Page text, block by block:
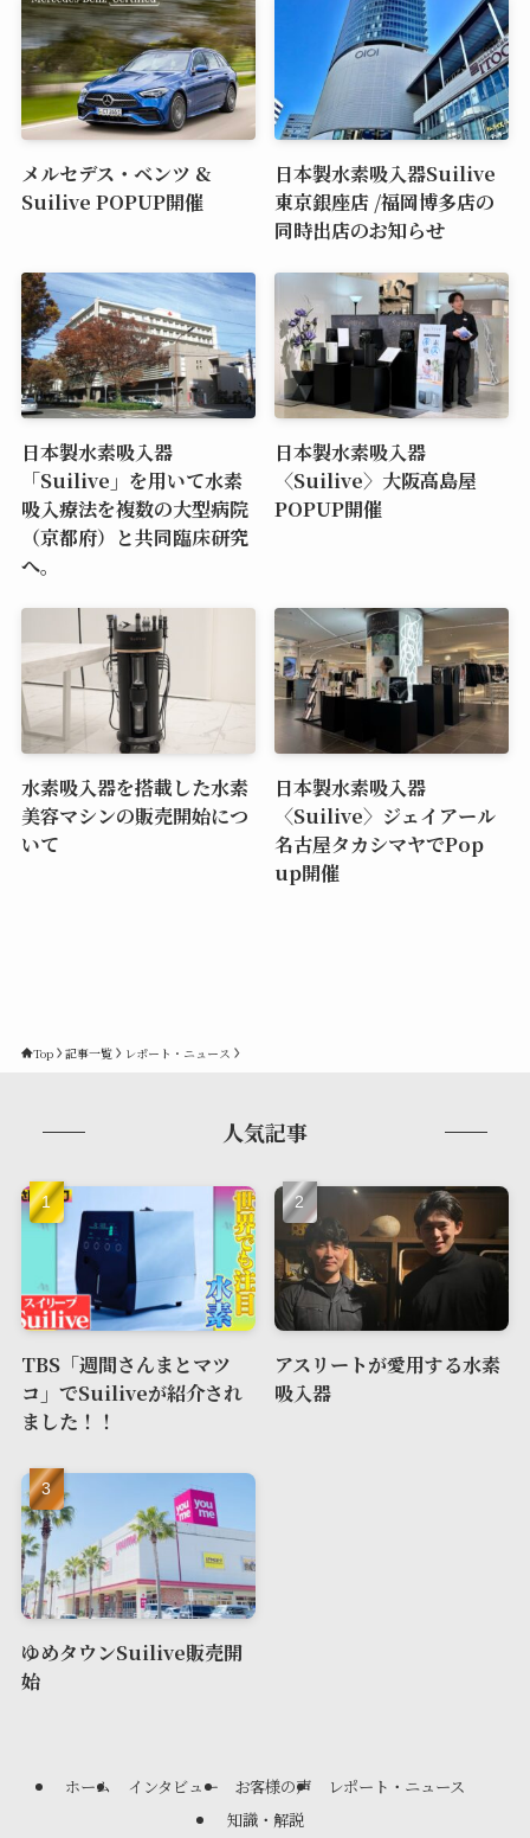
メルセデス・ベンツ &
Suilive POPUP開催
日本製水素吸入器Suilive
東京銀座店 /福岡博多店の
同時出店のお知らせ
日本製水素吸入器
「Suilive」を用いて水素
吸入療法を複数の大型病院
（京都府）と共同臨床研究
へ。
日本製水素吸入器
〈Suilive〉大阪高島屋
POPUP開催
水素吸入器を搭載した水素
美容マシンの販売開始につ
いて
日本製水素吸入器
〈Suilive〉ジェイアール
名古屋タカシマヤでPop
up開催
Top 記事一覧 レポート・ニュース
人気記事
TBS「週間さんまとマツ
コ」でSuiliveが紹介され
ました！！
アスリートが愛用する水素
吸入器
ゆめタウンSuilive販売開
始
ホーム インタビュー お客様の声
レポート・ニュース
知識・解説